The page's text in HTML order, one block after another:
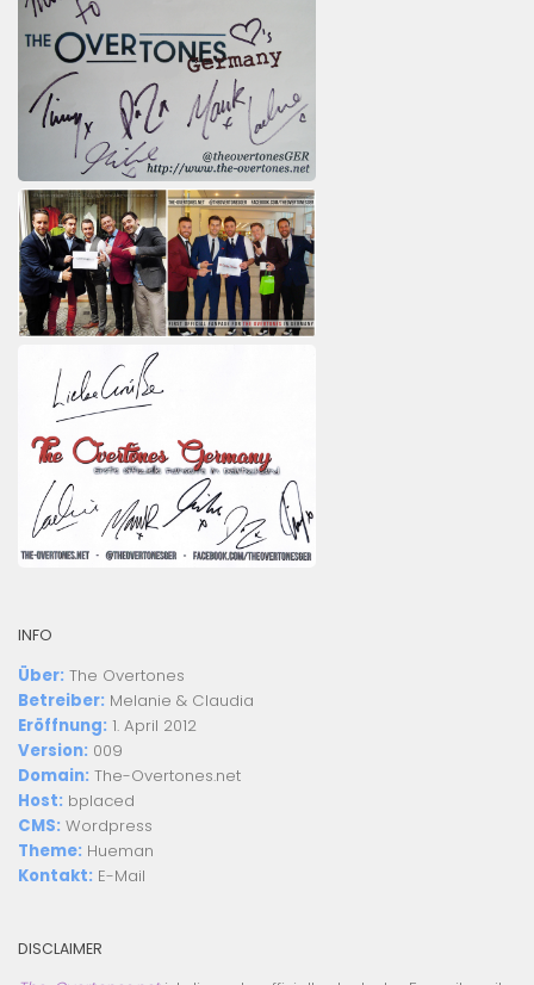
INFO
Über: The Overtones
Betreiber: Melanie & Claudia
Eröffnung: 1. April 2012
Version: 009
Domain: The-Overtones.net
Host: bplaced
CMS: Wordpress
Theme: Hueman
Kontakt: E-Mail
DISCLAIMER